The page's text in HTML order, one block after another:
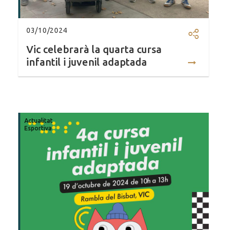
03/10/2024
Vic celebrarà la quarta cursa
infantil i juvenil adaptada
Actualitat
Esportiva